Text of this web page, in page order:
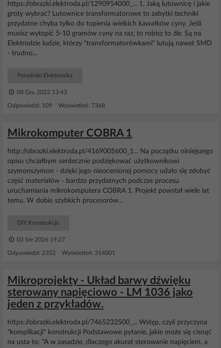
https://obrazki.elektroda.pl/1290954000_... 1. Jaką lutownicę i jakie
groty wybrać? Lutownice transformatorowe to zabytki techniki
przydatne chyba tylko do topienia wielkich kawałków cyny. Jeśli
musisz wytopić 5-10 gramów cyny na raz, to robisz to źle. Są na
Elektrodzie ludzie, którzy "transformatorówkami" lutują nawet SMD
- trudno...
Poradniki Elektronika
08 Gru 2022 13:43
Odpowiedzi: 109 Wyświetleń: 7368
Mikrokomputer COBRA 1
http://obrazki.elektroda.pl/4169005600_1... Na początku niniejszego
opisu chciałbym serdecznie podziękować użytkownikowi
szymonszymon - dzięki jego nieocenionej pomocy udało się zdobyć
część materiałów - bardzo przydatnych podczas procesu
uruchamiania mikrokomputera COBRA 1. Projekt powstał wiele lat
temu. W dobie szybkich procesorów...
DIY Konstrukcje
03 Sie 2026 19:27
Odpowiedzi: 2352 Wyświetleń: 314001
Mikroprojekty - Układ barwy dźwięku
sterowany napięciowo - LM 1036 jako
jeden z przykładów.
https://obrazki.elektroda.pl/7465232500_... Wstęp, czyli przyczyna
"komplikacji" konstrukcji Podstawowe pytanie, jakie może się cisnąć
na usta to: "A w zasadzie, dlaczego akurat sterowanie napięciem, a